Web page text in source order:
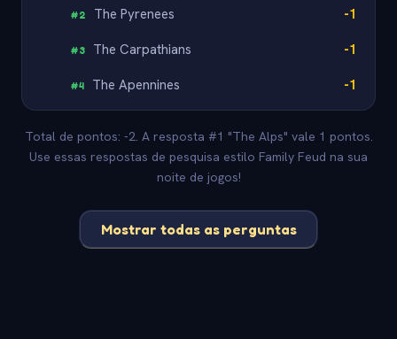
#2 The Pyrenees -1
#3 The Carpathians -1
#4 The Apennines -1
Total de pontos: -2. A resposta #1 "The Alps" vale 1 pontos.
Use essas respostas de pesquisa estilo Family Feud na sua
noite de jogos!
Mostrar todas as perguntas